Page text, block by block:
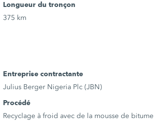
Longueur du tronçon
375 km
Entreprise contractante
Julius Berger Nigeria Plc (JBN)
Procédé
Recyclage à froid avec de la mousse de bitume